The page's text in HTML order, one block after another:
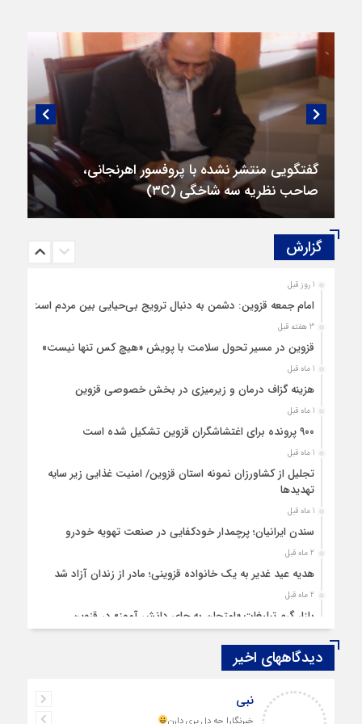
گفتگویی منتشر نشده با پروفسور اهرنجانی،
صاحب نظریه سه‌ شاخگی (۳C)
گزارش‌
1 روز قبل
امام جمعه قزوین: دشمن به دنبال ترویج بی‌حیایی بین مردم است
3 هفته قبل
قزوین در مسیر تحول سلامت با پویش «هیچ‌ کس تنها نیست»
1 ماه قبل
هزینه‌ گزاف درمان و زیرمیزی در بخش خصوصی قزوین
1 ماه قبل
۹۰۰ پرونده برای اغتشاشگران قزوین تشکیل شده است
1 ماه قبل
تجلیل از کشاورزان نمونه استان قزوین/ امنیت غذایی زیر سایه
تهدیدها
1 ماه قبل
سندن ایرانیان؛ پرچمدار خودکفایی در صنعت تهویه خودرو
2 ماه قبل
هدیه عید غدیر به یک خانواده قزوینی؛ مادر از زندان آزاد شد
2 ماه قبل
بازار گرم تبلیغات «امتحان به جای دانش‌ آموز» در قزوین
قزوین ۱۴۰۴، گام‌هایی در سایه چالش‌ها
چهارشنبه‌ سوری بی‌غوغا
دیدگاههای اخیر
عبداله